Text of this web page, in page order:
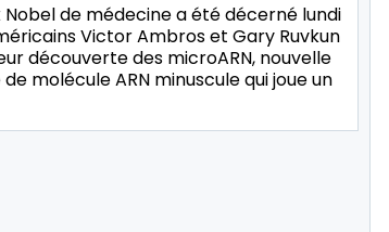
Nobel de médecine a été décerné lundi
Victor Ambros et Gary Ruvkun
découverte des microARN, nouvelle
molécule ARN minuscule qui joue un